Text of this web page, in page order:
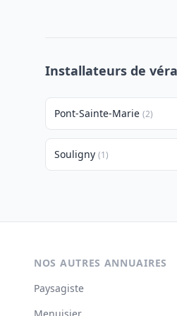
Installateurs de
Pont-Sainte-Marie (2)
Souligny (1)
NOS AUTRES ANNUAIRES
Paysagiste